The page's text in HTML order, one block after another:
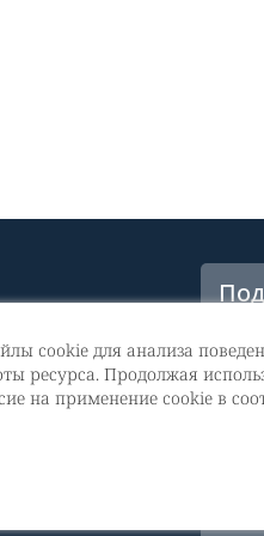
cookie для анализа
ресурса. Продолжая
на применение cookie в